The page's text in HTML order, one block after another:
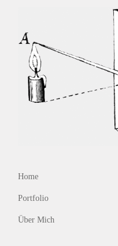
Home
Portfolio
Über Mich